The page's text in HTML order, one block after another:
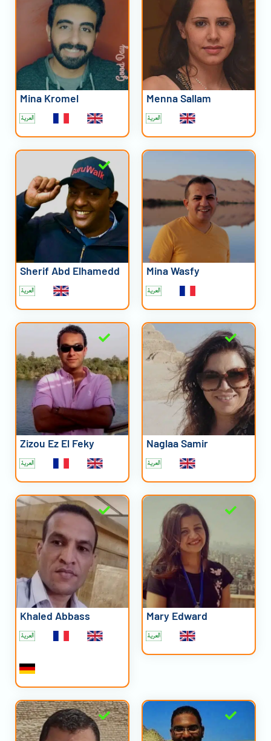
Mina Kromel Menna Sallam
Sherif Abd Elhamedd Mina Wasfy
Zizou Ez El Feky Naglaa Samir
Khaled Abbass Mary Edward